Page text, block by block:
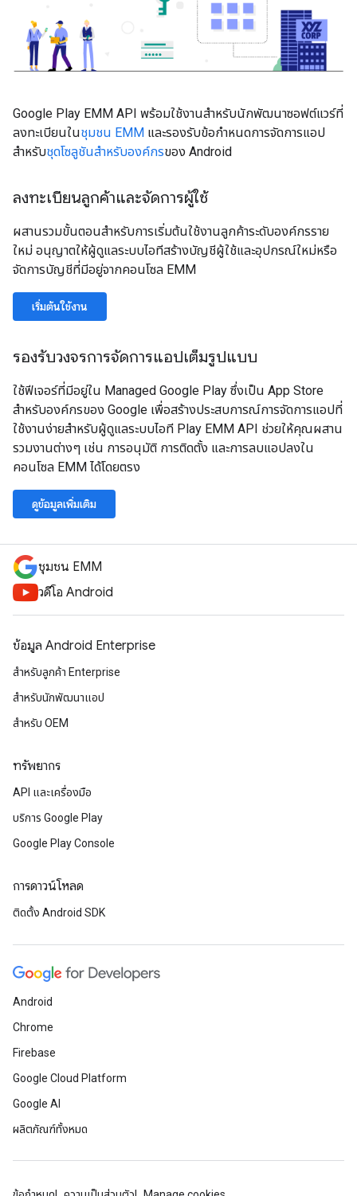
Google Play EMM API พร้อมใช้งานสำหรับนักพัฒนาซอฟต์แวร์ที่
ลงทะเบียนในชุมชน EMM และรองรับข้อกำหนดการจัดการแอป
สำหรับชุดโซลูชันสำหรับองค์กรของ Android
ลงทะเบียนลูกค้าและจัดการผู้ใช้
ผสานรวมขั้นตอนสำหรับการเริ่มต้นใช้งานลูกค้าระดับองค์กรราย
ใหม่ อนุญาตให้ผู้ดูแลระบบไอทีสร้างบัญชีผู้ใช้และอุปกรณ์ใหม่หรือ
จัดการบัญชีที่มีอยู่จากคอนโซล EMM
เริ่มต้นใช้งาน
รองรับวงจรการจัดการแอปเต็มรูปแบบ
ใช้ฟีเจอร์ที่มีอยู่ใน Managed Google Play ซึ่งเป็น App Store
สำหรับองค์กรของ Google เพื่อสร้างประสบการณ์การจัดการแอปที่
ใช้งานง่ายสำหรับผู้ดูแลระบบไอที Play EMM API ช่วยให้คุณผสาน
รวมงานต่างๆ เช่น การอนุมัติ การติดตั้ง และการลบแอปลงใน
คอนโซล EMM ได้โดยตรง
ดูข้อมูลเพิ่มเติม
ชุมชน EMM
วิดีโอ Android
ข้อมูล Android Enterprise
สำหรับลูกค้า Enterprise
สำหรับนักพัฒนาแอป
สำหรับ OEM
ทรัพยากร
API และเครื่องมือ
บริการ Google Play
Google Play Console
การดาวน์โหลด
ติดตั้ง Android SDK
Android
Chrome
Firebase
Google Cloud Platform
Google AI
ผลิตภัณฑ์ทั้งหมด